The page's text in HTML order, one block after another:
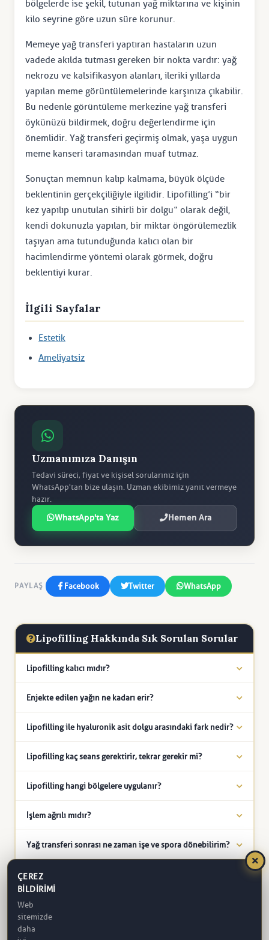
bölgelerde ise şekil, tutunan yağ miktarına ve kişinin
kilo seyrine göre uzun süre korunur.
Memeye yağ transferi yaptıran hastaların uzun
vadede akılda tutması gereken bir nokta vardır: yağ
nekrozu ve kalsifikasyon alanları, ileriki yıllarda
yapılan meme görüntülemelerinde karşınıza çıkabilir.
Bu nedenle görüntüleme merkezine yağ transferi
öykünüzü bildirmek, doğru değerlendirme için
önemlidir. Yağ transferi geçirmiş olmak, yaşa uygun
meme kanseri taramasından muaf tutmaz.
Sonuçtan memnun kalıp kalmama, büyük ölçüde
beklentinin gerçekçiliğiyle ilgilidir. Lipofilling’i “bir
kez yapılıp unutulan sihirli bir dolgu” olarak değil,
kendi dokunuzla yapılan, bir miktar öngörülemezlik
taşıyan ama tutunduğunda kalıcı olan bir
hacimlendirme yöntemi olarak görmek, doğru
beklentiyi kurar.
İlgili Sayfalar
Estetik
Ameliyatsiz
Uzmanımıza Danışın
Tedavi süreci, fiyat ve kişisel sorularınız için
WhatsApp'tan bize ulaşın. Uzman ekibimiz yanıt vermeye
hazır.
WhatsApp'ta Yaz Hemen Ara
PAYLAŞ Facebook Twitter WhatsApp
Lipofilling Hakkında Sık Sorulan Sorular
Lipofilling kalıcı mıdır?
Enjekte edilen yağın ne kadarı erir?
Lipofilling ile hyaluronik asit dolgu arasındaki fark nedir?
Lipofilling kaç seans gerektirir, tekrar gerekir mi?
Lipofilling hangi bölgelere uygulanır?
İşlem ağrılı mıdır?
Yağ transferi sonrası ne zaman işe ve spora dönebilirim?
Kalçaya yağ enjeksiyonu (BBL) güvenli midir?
Memeye yağ transferi meme kanseri taramasını etkiler mi?
Alınan yağ tekrar aynı yere gelir mi?
ÇEREZ
BILDIRIMI
Web
sitemizde
daha